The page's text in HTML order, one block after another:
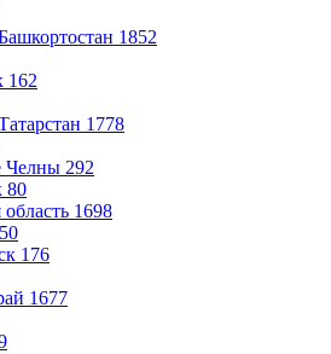
1852
162
1778
Челны 292
80
1698
176
1677